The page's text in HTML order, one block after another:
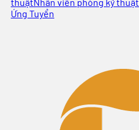
Ứng Tuyển